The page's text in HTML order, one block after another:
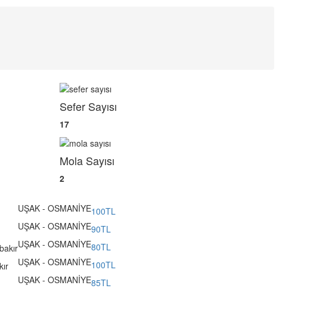
Sefer Sayısı
17
Mola Sayısı
2
UŞAK - OSMANİYE100TL
UŞAK - OSMANİYE90TL
UŞAK - OSMANİYE80TL
UŞAK - OSMANİYE100TL
UŞAK - OSMANİYE85TL